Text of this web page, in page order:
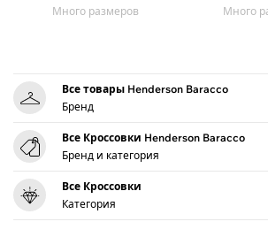
Много размеров
Много
Все товары Henderson Baracco
Бренд
Все Кроссовки Henderson Baracco
Бренд и категория
Все Кроссовки
Категория